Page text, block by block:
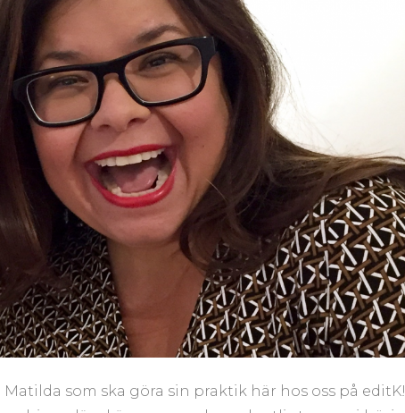
som ska göra sin praktik här hos oss på editK!